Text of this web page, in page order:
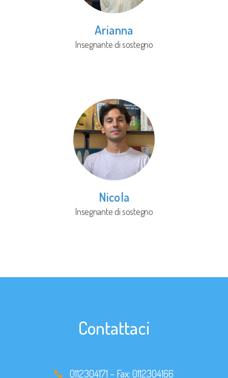
Arianna
Insegnante di sostegno
Nicola
Insegnante di sostegno
Contattaci
0112304171 – Fax:0112304166